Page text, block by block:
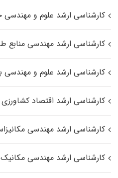
کارشناسی ارشد علوم و مهندسی
کارشناسی ارشد مهندسی منابع
کارشناسی ارشد علوم و مهندسی
کارشناسی ارشد اقتصاد کشاورزی
کارشناسی ارشد مهندسی
کارشناسی ارشد مهندسی